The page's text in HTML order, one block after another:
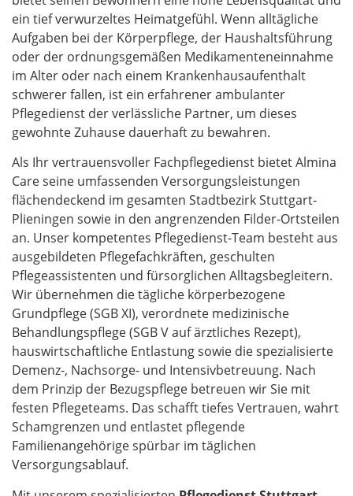
ein tief verwurzeltes Heimatgefühl. Wenn alltägliche
Aufgaben bei der Körperpflege, der Haushaltsführung
oder der ordnungsgemäßen Medikamenteneinnahme
im Alter oder nach einem Krankenhausaufenthalt
schwerer fallen, ist ein erfahrener ambulanter
Pflegedienst der verlässliche Partner, um dieses
gewohnte Zuhause dauerhaft zu bewahren.
Als Ihr vertrauensvoller Fachpflegedienst bietet Almina
Care seine umfassenden Versorgungsleistungen
flächendeckend im gesamten Stadtbezirk Stuttgart-
Plieningen sowie in den angrenzenden Filder-Ortsteilen
an. Unser kompetentes Pflegedienst-Team besteht aus
ausgebildeten Pflegefachkräften, geschulten
Pflegeassistenten und fürsorglichen Alltagsbegleitern.
Wir übernehmen die tägliche körperbezogene
Grundpflege (SGB XI), verordnete medizinische
Behandlungspflege (SGB V auf ärztliches Rezept),
hauswirtschaftliche Entlastung sowie die spezialisierte
Demenz-, Nachsorge- und Intensivbetreuung. Nach
dem Prinzip der Bezugspflege betreuen wir Sie mit
festen Pflegeteams. Das schafft tiefes Vertrauen, wahrt
Schamgrenzen und entlastet pflegende
Familienangehörige spürbar im täglichen
Versorgungsablauf.